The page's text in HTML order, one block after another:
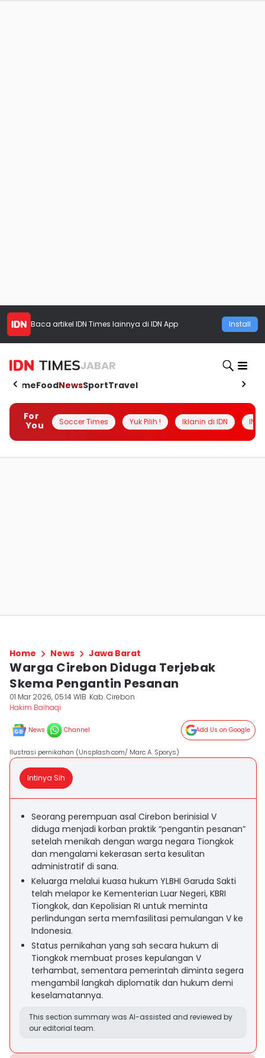
Baca artikel IDN Times lainnya di IDN App Install
JABAR
HomeFoodNewsSportTravel
For
You
Soccer Times Yuk Pilih ! Iklanin di IDN
Home News Jawa Barat
Warga Cirebon Diduga Terjebak
Skema Pengantin Pesanan
01 Mar 2026, 05:14 WIB Kab. Cirebon
Hakim Baihaqi
News Channel Add Us on Google
Ilustrasi pernikahan (Unsplash.com/ Marc A. Sporys)
Intinya Sih
Seorang perempuan asal Cirebon berinisial V
diduga menjadi korban praktik “pengantin pesanan”
setelah menikah dengan warga negara Tiongkok
dan mengalami kekerasan serta kesulitan
administratif di sana.
Keluarga melalui kuasa hukum YLBHI Garuda Sakti
telah melapor ke Kementerian Luar Negeri, KBRI
Tiongkok, dan Kepolisian RI untuk meminta
perlindungan serta memfasilitasi pemulangan V ke
Indonesia.
Status pernikahan yang sah secara hukum di
Tiongkok membuat proses kepulangan V
terhambat, sementara pemerintah diminta segera
mengambil langkah diplomatik dan hukum demi
keselamatannya.
This section summary was AI-assisted and reviewed by
our editorial team.